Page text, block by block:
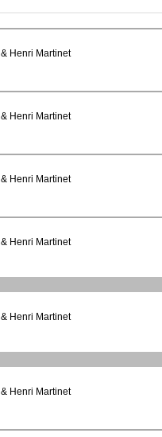
& Henri Martinet
& Henri Martinet
& Henri Martinet
& Henri Martinet
& Henri Martinet
& Henri Martinet